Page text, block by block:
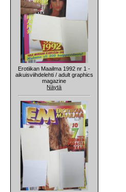
Erotiikan Maailma 1992 nr 1 -
aikuisviihdelehti / adult graphics
magazine
Näytä